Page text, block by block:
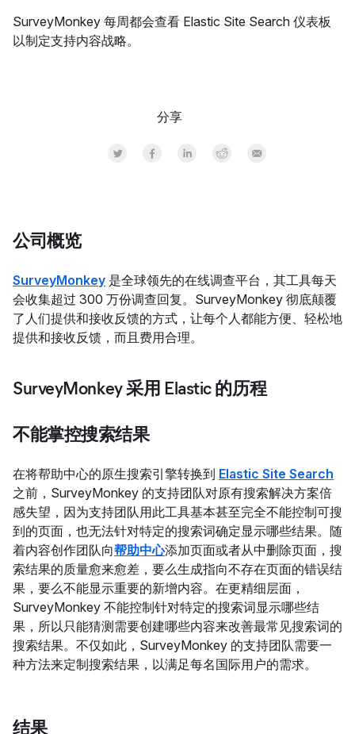
SurveyMonkey 每周都会查看 Elastic Site Search 仪表板
以制定支持内容战略。
分享
Share on Twitter
Share on Facebook
Share on LinkedInr
Share on Reddit
Share by Email
公司概览
SurveyMonkey 是全球领先的在线调查平台，其工具每天
会收集超过 300 万份调查回复。SurveyMonkey 彻底颠覆
了人们提供和接收反馈的方式，让每个人都能方便、轻松地
提供和接收反馈，而且费用合理。
SurveyMonkey 采用 Elastic 的历程
不能掌控搜索结果
在将帮助中心的原生搜索引擎转换到 Elastic Site Search
之前，SurveyMonkey 的支持团队对原有搜索解决方案倍
感失望，因为支持团队用此工具基本甚至完全不能控制可搜
到的页面，也无法针对特定的搜索词确定显示哪些结果。随
着内容创作团队向帮助中心添加页面或者从中删除页面，搜
索结果的质量愈来愈差，要么生成指向不存在页面的错误结
果，要么不能显示重要的新增内容。在更精细层面，
SurveyMonkey 不能控制针对特定的搜索词显示哪些结
果，所以只能猜测需要创建哪些内容来改善最常见搜索词的
搜索结果。不仅如此，SurveyMonkey 的支持团队需要一
种方法来定制搜索结果，以满足每名国际用户的需求。
结果